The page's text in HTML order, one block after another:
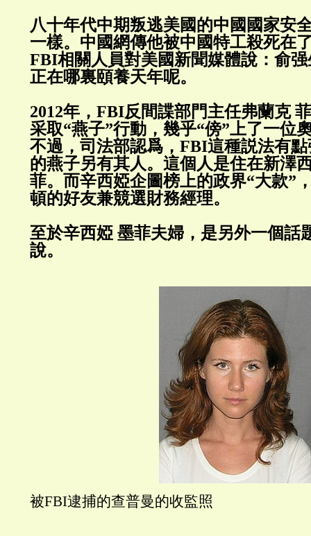
八十年代中期叛逃美國的中國國家安
一樣。中國網傳他被中國特工殺死在
FBI相關人員對美國新聞媒體說：俞
正在哪裏頤養天年呢。
2012年，FBI反間諜部門主任弗蘭克
采取“燕子”行動，幾乎“傍”上了一位
不過，司法部認爲，FBI這種説法有
的燕子另有其人。這個人是住在新澤
菲。而辛西婭企圖榜上的政界“大款”
頓的好友兼競選財務經理。
至於辛西婭 墨菲夫婦，是另外一個話
說。
被FBI逮捕的查普曼的收監照